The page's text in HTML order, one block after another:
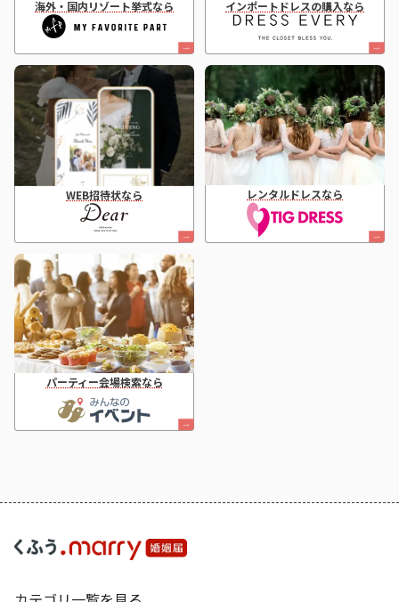
海外・国内リゾート挙式なら インポートドレスの購入なら
WEB招待状なら レンタルドレスなら
パーティー会場検索なら